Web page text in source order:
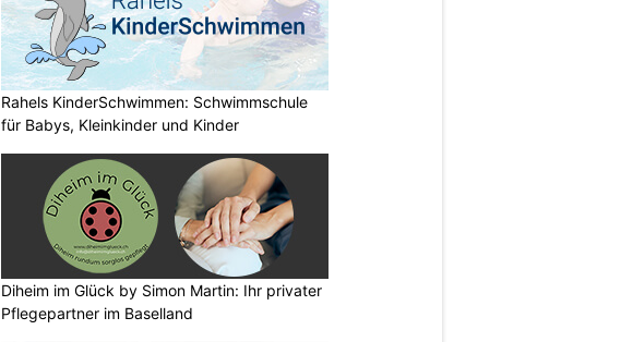
Rahels KinderSchwimmen: Schwimmschule
für Babys, Kleinkinder und Kinder
Diheim im Glück by Simon Martin: Ihr privater
Pflegepartner im Baselland